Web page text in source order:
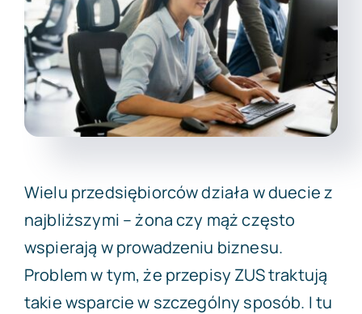
Wielu przedsiębiorców działa w duecie z
najbliższymi – żona czy mąż często
wspierają w prowadzeniu biznesu.
Problem w tym, że przepisy ZUS traktują
takie wsparcie w szczególny sposób. I tu